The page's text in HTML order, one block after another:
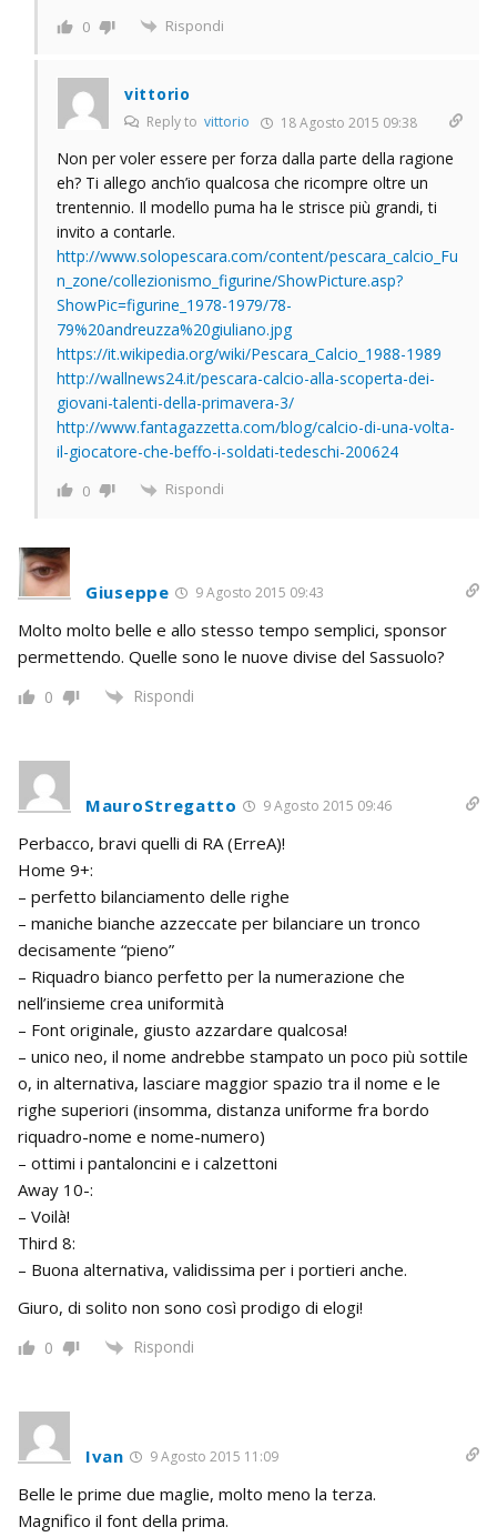
0 Rispondi
vittorio
Reply to vittorio 18 Agosto 2015 09:38
Non per voler essere per forza dalla parte della ragione
eh? Ti allego anch’io qualcosa che ricompre oltre un
trentennio. Il modello puma ha le strisce più grandi, ti
invito a contarle.
http://www.solopescara.com/content/pescara_calcio_Fu
n_zone/collezionismo_figurine/ShowPicture.asp?
ShowPic=figurine_1978-1979/78-
79%20andreuzza%20giuliano.jpg
https://it.wikipedia.org/wiki/Pescara_Calcio_1988-1989
http://wallnews24.it/pescara-calcio-alla-scoperta-dei-
giovani-talenti-della-primavera-3/
http://www.fantagazzetta.com/blog/calcio-di-una-volta-
il-giocatore-che-beffo-i-soldati-tedeschi-200624
0 Rispondi
Giuseppe 9 Agosto 2015 09:43
Molto molto belle e allo stesso tempo semplici, sponsor
permettendo. Quelle sono le nuove divise del Sassuolo?
0 Rispondi
MauroStregatto 9 Agosto 2015 09:46
Perbacco, bravi quelli di RA (ErreA)!
Home 9+:
– perfetto bilanciamento delle righe
– maniche bianche azzeccate per bilanciare un tronco
decisamente “pieno”
– Riquadro bianco perfetto per la numerazione che
nell’insieme crea uniformità
– Font originale, giusto azzardare qualcosa!
– unico neo, il nome andrebbe stampato un poco più sottile
o, in alternativa, lasciare maggior spazio tra il nome e le
righe superiori (insomma, distanza uniforme fra bordo
riquadro-nome e nome-numero)
– ottimi i pantaloncini e i calzettoni
Away 10-:
– Voilà!
Third 8:
– Buona alternativa, validissima per i portieri anche.
Giuro, di solito non sono così prodigo di elogi!
0 Rispondi
Ivan 9 Agosto 2015 11:09
Belle le prime due maglie, molto meno la terza.
Magnifico il font della prima.